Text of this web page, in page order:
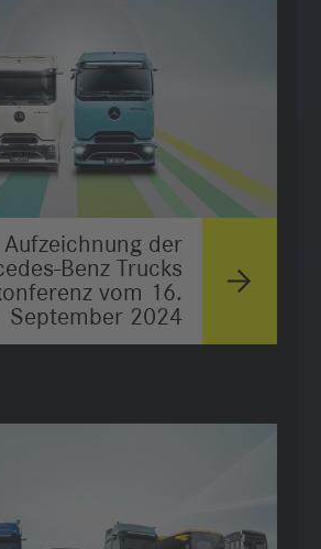
Aufzeichnung der
Benz Trucks
vom 16.
September 2024